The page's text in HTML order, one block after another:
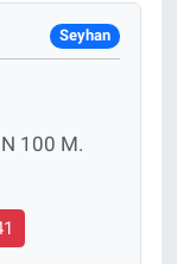
Seyhan
100 M.